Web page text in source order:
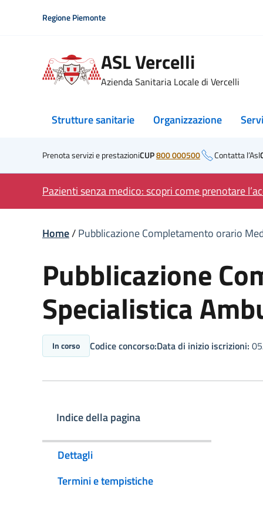
Regione Piemonte
ASL Vercelli
Azienda Sanitaria Locale di Vercelli
Strutture sanitarie Organizzazione
Prenota servizi e prestazioniCUP800 000500 Contatta l’Asl
Pazienti senza medico: scopri come prenotare
Home/Pubblicazione Completamento orario
Pubblicazione
Specialistica
In corso Codice concorso:Data di inizio iscrizioni:
Indice della pagina
Dettagli
Termini e tempistiche